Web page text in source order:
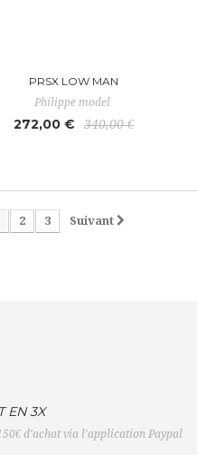
PRSX LOW MAN
Philippe model
272,00 € 340,00 €
2 3 Suivant
EN 3X
d'achat via l'application Paypal